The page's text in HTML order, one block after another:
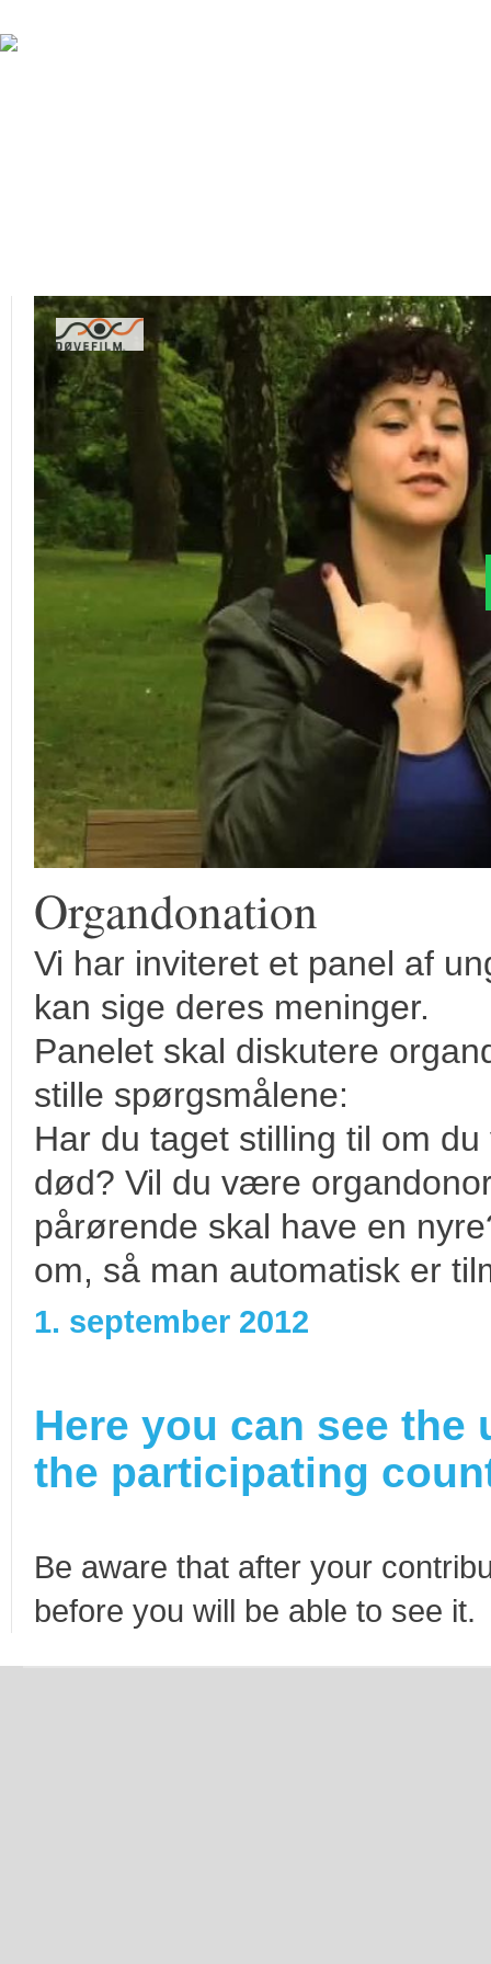
Organdonation
Vi har inviteret et panel af
kan sige deres meninger.
Panelet skal diskutere
stille spørgsmålene:
Har du taget stilling til om
død? Vil du være
pårørende skal have en
om, så man automatisk er
1. september 2012
Here you can see
the participating
Be aware that after your
before you will be able to see it.